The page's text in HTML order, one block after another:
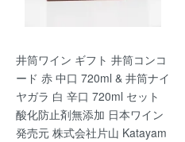
井筒ワイン ギフト 井筒コンコ
ード 赤 中口 720ml & 井筒ナイ
ヤガラ 白 辛口 720ml セット
酸化防止剤無添加 日本ワイン
発売元 株式会社片山 Katayam